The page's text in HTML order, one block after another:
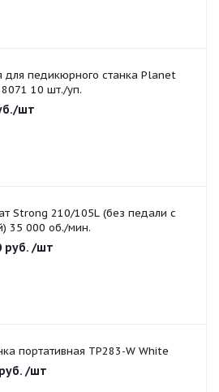
для педикюрного станка Planet
10 шт./уп.
/шт
Strong 210/105L (без педали с
35 000 об./мин.
руб. /шт
портативная TP283-W White
руб. /шт